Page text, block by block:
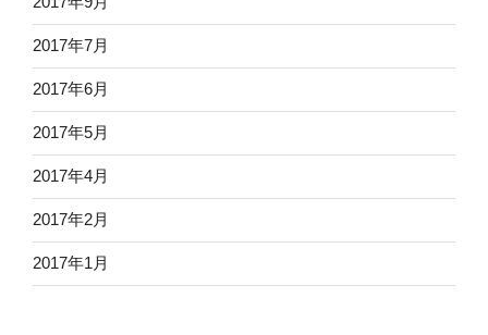
2017年7月
2017年6月
2017年5月
2017年4月
2017年2月
2017年1月